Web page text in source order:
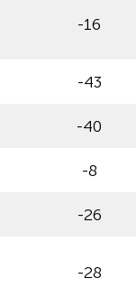
-16
-43
-40
-8
-26
-28